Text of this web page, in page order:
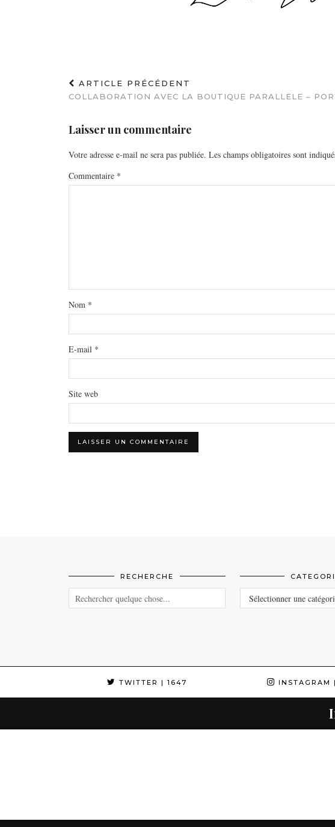
ARTICLE PRÉCÉDENT
COLLABORATION AVEC LA BOUTIQUE PARALLELE –
Laisser un commentaire
Votre adresse e-mail ne sera pas publiée. Les champs obligatoires sont
Commentaire *
Nom *
E-mail *
Site web
RECHERCHE
CATEGORIES
TWITTER | 1647 INSTAGRAM